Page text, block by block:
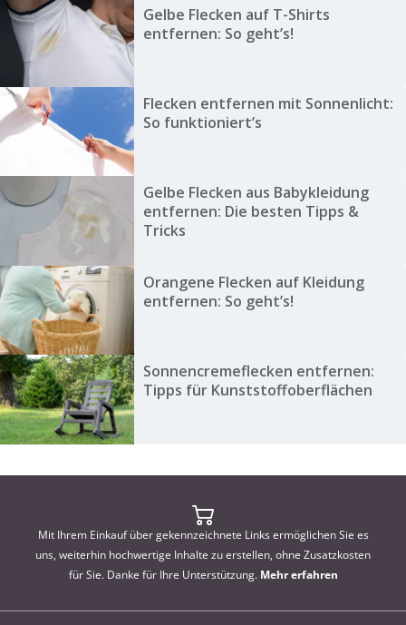
Gelbe Flecken auf T-Shirts
entfernen: So geht’s!
Flecken entfernen mit Sonnenlicht:
So funktioniert’s
Gelbe Flecken aus Babykleidung
entfernen: Die besten Tipps &
Tricks
Orangene Flecken auf Kleidung
entfernen: So geht’s!
Sonnencremeflecken entfernen:
Tipps für Kunststoffoberflächen
Mit Ihrem Einkauf über gekennzeichnete Links ermöglichen Sie es
uns, weiterhin hochwertige Inhalte zu erstellen, ohne Zusatzkosten
für Sie. Danke für Ihre Unterstützung. Mehr erfahren